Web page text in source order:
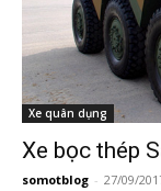
Xe quân dụng
Xe bọc thép
somotblog - 27/09/